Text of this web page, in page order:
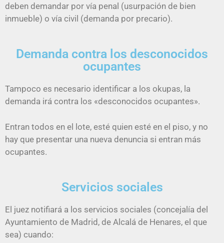
deben demandar por vía penal (usurpación de bien
inmueble) o vía civil (demanda por precario).
Demanda contra los desconocidos
ocupantes
Tampoco es necesario identificar a los okupas, la
demanda irá contra los «desconocidos ocupantes».
Entran todos en el lote, esté quien esté en el piso, y no
hay que presentar una nueva denuncia si entran más
ocupantes.
Servicios sociales
El juez notifiará a los servicios sociales (concejalía del
Ayuntamiento de Madrid, de Alcalá de Henares, el que
sea) cuando: